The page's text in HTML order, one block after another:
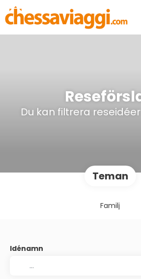
Du kan filtrera
Teman
Familj
Idénamn